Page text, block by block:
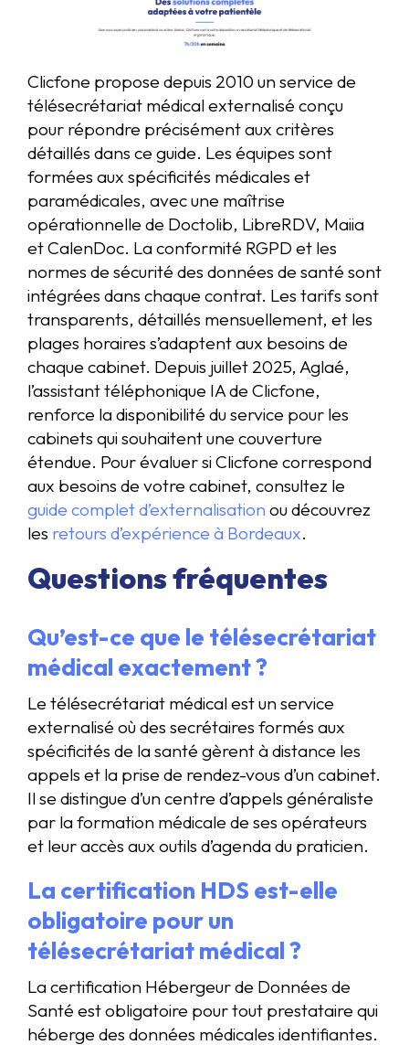
Clicfone propose depuis 2010 un service de
télésecrétariat médical externalisé conçu
pour répondre précisément aux critères
détaillés dans ce guide. Les équipes sont
formées aux spécificités médicales et
paramédicales, avec une maîtrise
opérationnelle de Doctolib, LibreRDV, Maiia
et CalenDoc. La conformité RGPD et les
normes de sécurité des données de santé sont
intégrées dans chaque contrat. Les tarifs sont
transparents, détaillés mensuellement, et les
plages horaires s’adaptent aux besoins de
chaque cabinet. Depuis juillet 2025, Aglaé,
l’assistant téléphonique IA de Clicfone,
renforce la disponibilité du service pour les
cabinets qui souhaitent une couverture
étendue. Pour évaluer si Clicfone correspond
aux besoins de votre cabinet, consultez le
guide complet d’externalisation ou découvrez
les retours d’expérience à Bordeaux.
Questions fréquentes
Qu’est-ce que le télésecrétariat
médical exactement ?
Le télésecrétariat médical est un service
externalisé où des secrétaires formés aux
spécificités de la santé gèrent à distance les
appels et la prise de rendez-vous d’un cabinet.
Il se distingue d’un centre d’appels généraliste
par la formation médicale de ses opérateurs
et leur accès aux outils d’agenda du praticien.
La certification HDS est-elle
obligatoire pour un
télésecrétariat médical ?
La certification Hébergeur de Données de
Santé est obligatoire pour tout prestataire qui
héberge des données médicales identifiantes.